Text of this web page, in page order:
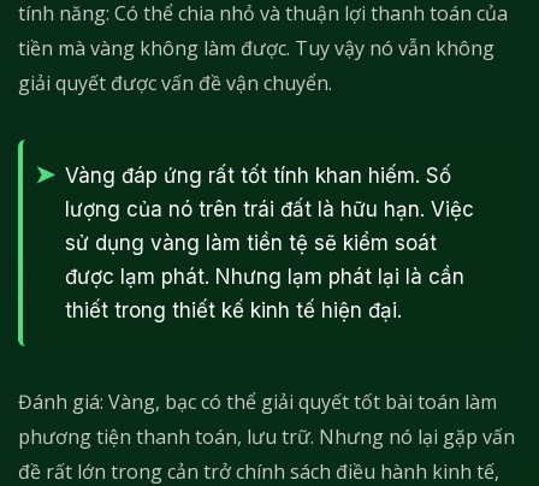
tính năng: Có thể chia nhỏ và thuận lợi thanh toán của
tiền mà vàng không làm được. Tuy vậy nó vẫn không
giải quyết được vấn đề vận chuyển.
Vàng đáp ứng rất tốt tính khan hiếm. Số
lượng của nó trên trái đất là hữu hạn. Việc
sử dụng vàng làm tiền tệ sẽ kiểm soát
được lạm phát. Nhưng lạm phát lại là cần
thiết trong thiết kế kinh tế hiện đại.
Đánh giá: Vàng, bạc có thể giải quyết tốt bài toán làm
phương tiện thanh toán, lưu trữ. Nhưng nó lại gặp vấn
đề rất lớn trong cản trở chính sách điều hành kinh tế,